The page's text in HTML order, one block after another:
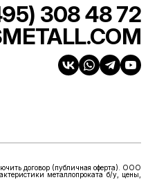
308 48 72
договор (публичная оферта). ООО
металлопроката б/у, цены,